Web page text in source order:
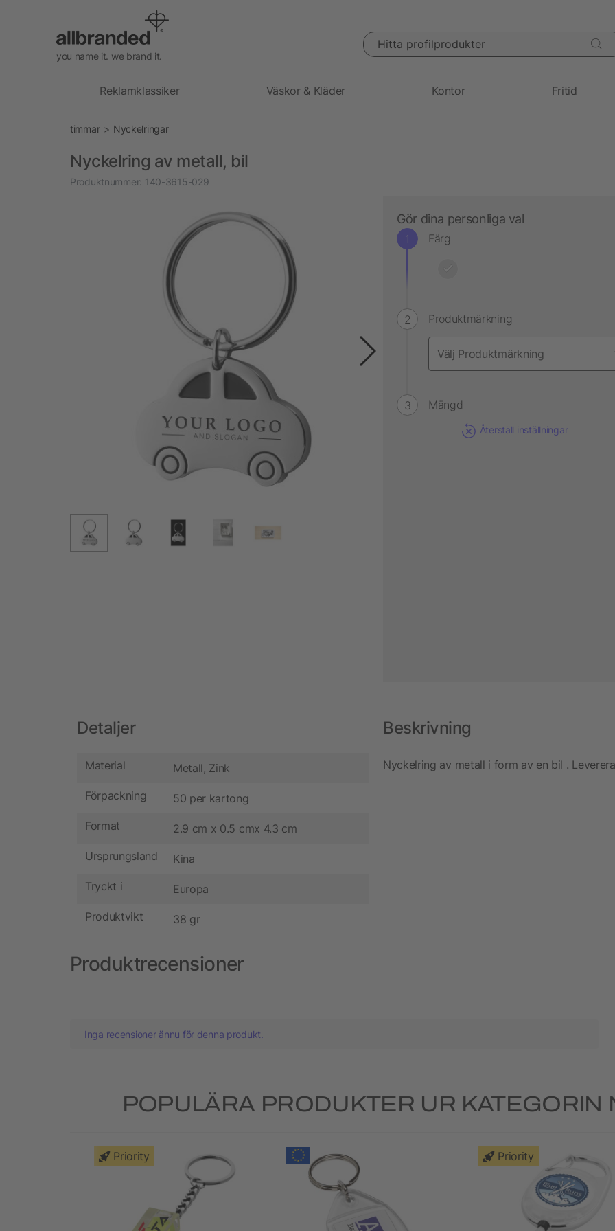
you name it. we brand it.
Hitta profilprodukter
Reklamklassiker Väskor & Kläder Kontor Fritid
timmar Nyckelringar
Nyckelring av metall, bil
Produktnummer: 140-3615-029
Gör dina personliga val
Färg
Produktmärkning
Mängd
Återställ inställningar
Detaljer
Material Metall, Zink
Förpackning 50 per kartong
Format 2.9 cm x 0.5 cmx 4.3 cm
Ursprungsland Kina
Tryckt i Europa
Produktvikt 38 gr
Beskrivning
Nyckelring av metall i form av en bil .
Produktrecensioner
Inga recensioner ännu för denna produkt.
POPULÄRA PRODUKTER UR KATEGORIN
Priority Priority